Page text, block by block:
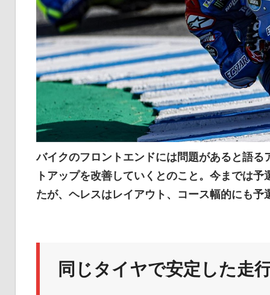
ー
ス
バイクのフロントエンドには問題があると語
トアップを改善していくとのこと。今までは
たが、ヘレスはレイアウト、コース幅的にも
同じタイヤで安定した走